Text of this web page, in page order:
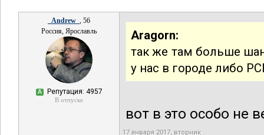
_Andrew_ , 56
Россия, Ярославль
А Репутация: 4957
В отпуске
Aragorn:
так же там больше
у нас в городе либо
вот в это особо не
17 января 2017, вторник